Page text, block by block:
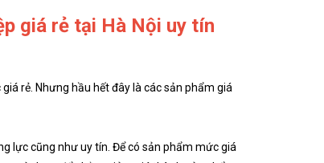
giá rẻ tại Hà Nội uy tín
rẻ. Nhưng hầu hết đây là các sản phẩm giá
lực cũng như uy tín. Để có sản phẩm mức giá